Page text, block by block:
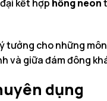
kết hợp hồng neon
tưởng cho những
và giữa đám đông
dụng